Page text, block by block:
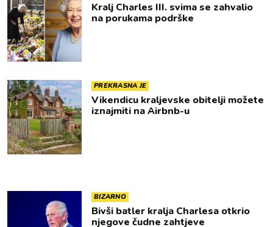
Kralj Charles III. svima se zahvalio
na porukama podrške
PREKRASNA JE
Vikendicu kraljevske obitelji možete
iznajmiti na Airbnb-u
BIZARNO
Bivši batler kralja Charlesa otkrio
njegove čudne zahtjeve